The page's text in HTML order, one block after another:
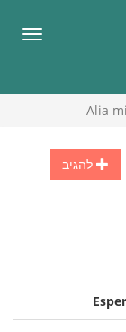
Alia
להגיב